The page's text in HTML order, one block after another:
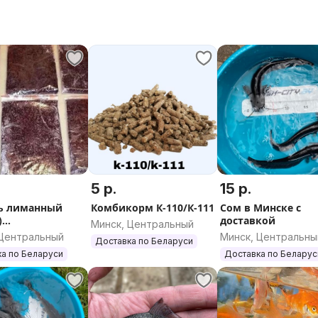
для рыб, рыбопосадочный
толстолобик, сом, щука,
мы ответим на все ваши
лиманный
1кг
по Беларуси
5 р.
Комбикорм К-110/К-111
Минск, Центральный
Доставка по Беларуси
15 р.
Сом в Минске с
доставкой
Минск,
Доставка по